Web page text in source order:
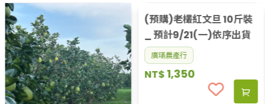
(預購)老欉紅文旦 10斤裝
_ 預計9/21(一)依序出貨
廣璊農產行
NT$1,350